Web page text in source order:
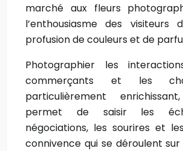
marché aux fleurs
l’enthousiasme des visiteurs
profusion de couleurs et de
Photographier les
commerçants et les
particulièrement
permet de saisir les
négociations, les sourires et
connivence qui se déroulent